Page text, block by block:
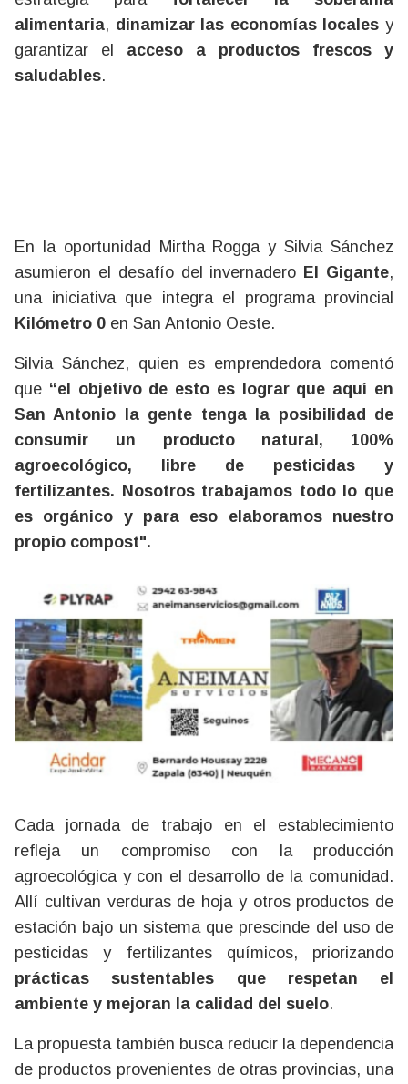
alimentaria, dinamizar las economías locales y
garantizar el acceso a productos frescos y
saludables.
En la oportunidad Mirtha Rogga y Silvia Sánchez
asumieron el desafío del invernadero El Gigante,
una iniciativa que integra el programa provincial
Kilómetro 0 en San Antonio Oeste.
Silvia Sánchez, quien es emprendedora comentó
que “el objetivo de esto es lograr que aquí en
San Antonio la gente tenga la posibilidad de
consumir un producto natural, 100%
agroecológico, libre de pesticidas y
fertilizantes. Nosotros trabajamos todo lo que
es orgánico y para eso elaboramos nuestro
propio compost".
Cada jornada de trabajo en el establecimiento
refleja un compromiso con la producción
agroecológica y con el desarrollo de la comunidad.
Allí cultivan verduras de hoja y otros productos de
estación bajo un sistema que prescinde del uso de
pesticidas y fertilizantes químicos, priorizando
prácticas sustentables que respetan el
ambiente y mejoran la calidad del suelo.
La propuesta también busca reducir la dependencia
de productos provenientes de otras provincias, una